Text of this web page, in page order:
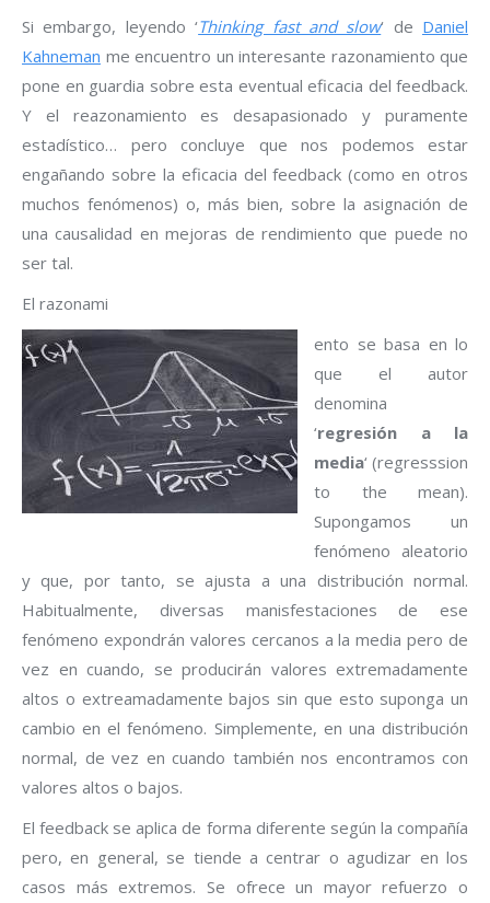
Si embargo, leyendo ‘Thinking fast and slow‘ de Daniel
Kahneman me encuentro un interesante razonamiento que
pone en guardia sobre esta eventual eficacia del feedback.
Y el reazonamiento es desapasionado y puramente
estadístico… pero concluye que nos podemos estar
engañando sobre la eficacia del feedback (como en otros
muchos fenómenos) o, más bien, sobre la asignación de
una causalidad en mejoras de rendimiento que puede no
ser tal.
El razonami
ento se basa en lo
que el autor
denomina
‘regresión a la
media‘ (regresssion
to the mean).
Supongamos un
fenómeno aleatorio
y que, por tanto, se ajusta a una distribución normal.
Habitualmente, diversas manisfestaciones de ese
fenómeno expondrán valores cercanos a la media pero de
vez en cuando, se producirán valores extremadamente
altos o extreamadamente bajos sin que esto suponga un
cambio en el fenómeno. Simplemente, en una distribución
normal, de vez en cuando también nos encontramos con
valores altos o bajos.
El feedback se aplica de forma diferente según la compañía
pero, en general, se tiende a centrar o agudizar en los
casos más extremos. Se ofrece un mayor refuerzo o